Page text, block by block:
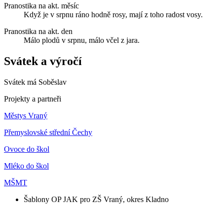
Pranostika na akt. měsíc
Když je v srpnu ráno hodně rosy, mají z toho radost vosy.
Pranostika na akt. den
Málo plodů v srpnu, málo včel z jara.
Svátek a výročí
Svátek má Soběslav
Projekty a partneři
Městys Vraný
Přemyslovské střední Čechy
Ovoce do škol
Mléko do škol
MŠMT
Šablony OP JAK pro ZŠ Vraný, okres Kladno